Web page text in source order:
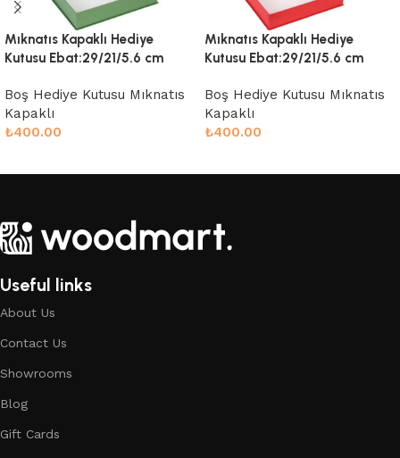
Mıknatıs Kapaklı Hediye
Kutusu Ebat:29/21/5.6 cm
Boş Hediye Kutusu Mıknatıs
Kapaklı
₺400.00
Mıknatıs Kapaklı Hediye
Kutusu Ebat:29/21/5.6 cm
Boş Hediye Kutusu Mıknatıs
Kapaklı
₺400.00
Useful links
About Us
Contact Us
Showrooms
Blog
Gift Cards